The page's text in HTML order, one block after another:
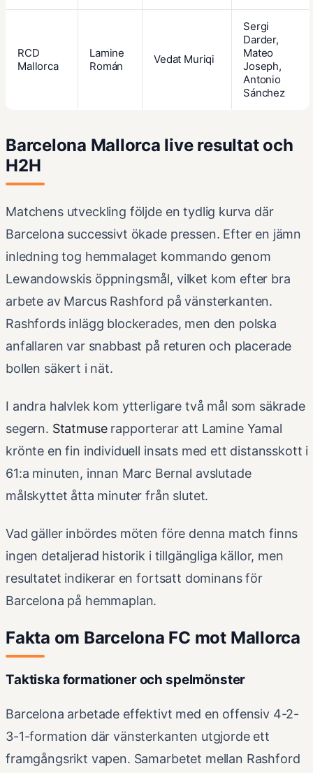
RCD
Mallorca
Lamine
Román
Vedat Muriqi
Sergi
Darder,
Mateo
Joseph,
Antonio
Sánchez
Barcelona Mallorca live resultat och
H2H
Matchens utveckling följde en tydlig kurva där
Barcelona successivt ökade pressen. Efter en jämn
inledning tog hemmalaget kommando genom
Lewandowskis öppningsmål, vilket kom efter bra
arbete av Marcus Rashford på vänsterkanten.
Rashfords inlägg blockerades, men den polska
anfallaren var snabbast på returen och placerade
bollen säkert i nät.
I andra halvlek kom ytterligare två mål som säkrade
segern. Statmuserapporterar att Lamine Yamal
krönte en fin individuell insats med ett distansskott i
61:a minuten, innan Marc Bernal avslutade
målskyttet åtta minuter från slutet.
Vad gäller inbördes möten före denna match finns
ingen detaljerad historik i tillgängliga källor, men
resultatet indikerar en fortsatt dominans för
Barcelona på hemmaplan.
Fakta om Barcelona FC mot Mallorca
Taktiska formationer och spelmönster
Barcelona arbetade effektivt med en offensiv 4-2-
3-1-formation där vänsterkanten utgjorde ett
framgångsrikt vapen. Samarbetet mellan Rashford